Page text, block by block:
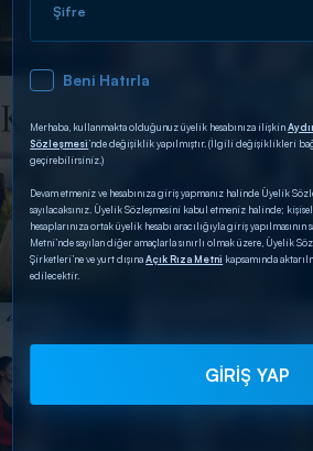
DİĞER SONUÇLAR
Şifre
Beni Hatırla
Merhaba, kullanmakta olduğunuz üyelik hesabınıza ilişkin
Sözleşmesi’nde değişiklik yapılmıştır. (İlgili değişiklikleri
geçirebilirsiniz.)
Devam etmeniz ve hesabınıza giriş yapmanız halinde Üyelik
sayılacaksınız. Üyelik Sözleşmesini kabul etmeniz halinde;
hesaplarınıza ortak üyelik hesabı aracılığıyla giriş yapılmasının
Metni’nde sayılan diğer amaçlarla sınırlı olmak üzere, Üyelik
Şirketleri’ne ve yurt dışınaAçık Rıza Metni kapsamında
edilecektir.
GİRİŞ YAP